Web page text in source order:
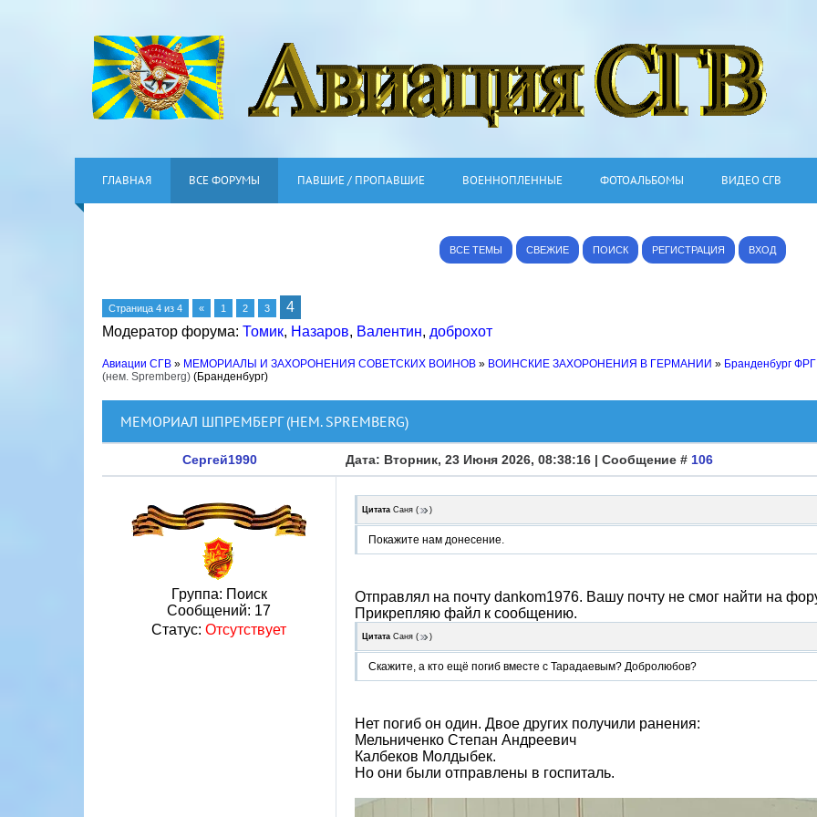
ГЛАВНАЯ ВСЕ ФОРУМЫ ПАВШИЕ / ПРОПАВШИЕ ВОЕННОПЛЕННЫЕ ФОТОАЛЬБОМЫ ВИДЕО СГВ
ВСЕ ТЕМЫ СВЕЖИЕ ПОИСК РЕГИСТРАЦИЯ ВХОД
Страница 4 из 4 « 1 2 3
4
Модератор форума: Томик, Назаров, Валентин, доброхот
Авиации СГВ » МЕМОРИАЛЫ И ЗАХОРОНЕНИЯ СОВЕТСКИХ ВОИНОВ » ВОИНСКИЕ ЗАХОРОНЕНИЯ В ГЕРМАНИИ » Бранденбург ФРГ
(нем. Spremberg) (Бранденбург)
МЕМОРИАЛ ШПРЕМБЕРГ (НЕМ. SPREMBERG)
Сергей1990 Дата: Вторник, 23 Июня 2026, 08:38:16 | Сообщение # 106
Группа: Поиск
Сообщений: 17
Статус: Отсутствует
Цитата Саня ( )
Покажите нам донесение.
Отправлял на почту dankom1976. Вашу почту не смог найти на
Прикрепляю файл к сообщению.
Цитата Саня ( )
Скажите, а кто ещё погиб вместе с Тарадаевым? Добролюбов?
Нет погиб он один. Двое других получили ранения:
Мельниченко Степан Андреевич
Калбеков Молдыбек.
Но они были отправлены в госпиталь.